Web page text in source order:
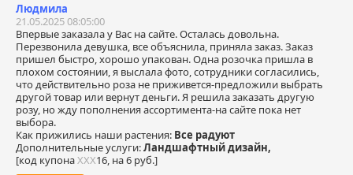
Людмила
21.05.2025 08:05:00
Впервые заказала у Вас на сайте. Осталась довольна.
Перезвонила девушка, все объяснила, приняла заказ. Заказ
пришел быстро, хорошо упакован. Одна розочка пришла в
плохом состоянии, я выслала фото, сотрудники согласились,
что действительно роза не приживется-предложили выбрать
другой товар или вернут деньги. Я решила заказать другую
розу, но жду пополнения ассортимента-на сайте пока нет
выбора.
Как прижились наши растения: Все радуют
Дополнительные услуги:Ландшафтный дизайн,
[код купонаХХХ16, на 6 руб.]